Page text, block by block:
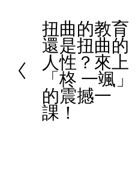
P
r
i
o
扭曲的教育
還是扭曲的
人性？來上
「柊 一颯」
的震撼一
課！